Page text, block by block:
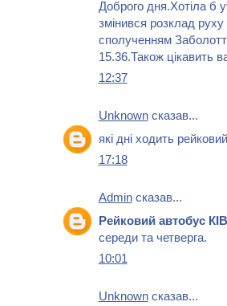
Доброго дня.Хотіла б
змінився розклад
сполученням
15.36.Також цікавить
12:37
Unknownсказав...
які дні ходить
17:18
Adminсказав...
Рейковий автобус
середи та четверга.
10:01
Unknownсказав...